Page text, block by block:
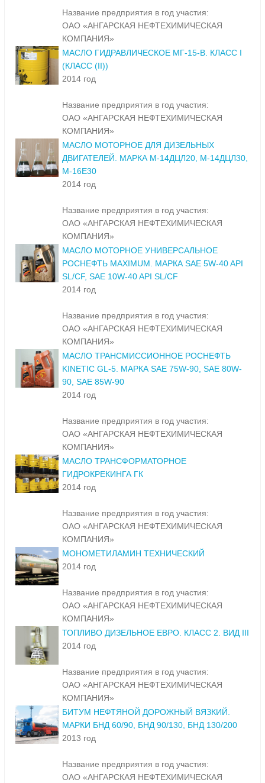
Название предприятия в год участия:
ОАО «АНГАРСКАЯ НЕФТЕХИМИЧЕСКАЯ
КОМПАНИЯ»
МАСЛО ГИДРАВЛИЧЕСКОЕ МГ-15-В. КЛАСС I
(КЛАСС (II))
2014 год
Название предприятия в год участия:
ОАО «АНГАРСКАЯ НЕФТЕХИМИЧЕСКАЯ
КОМПАНИЯ»
МАСЛО МОТОРНОЕ ДЛЯ ДИЗЕЛЬНЫХ
ДВИГАТЕЛЕЙ. МАРКА М-14ДЦЛ20, М-14ДЦЛ30,
М-16Е30
2014 год
Название предприятия в год участия:
ОАО «АНГАРСКАЯ НЕФТЕХИМИЧЕСКАЯ
КОМПАНИЯ»
МАСЛО МОТОРНОЕ УНИВЕРСАЛЬНОЕ
РОСНЕФТЬ MAXIMUM. МАРКА SAE 5W-40 API
SL/CF, SAE 10W-40 API SL/CF
2014 год
Название предприятия в год участия:
ОАО «АНГАРСКАЯ НЕФТЕХИМИЧЕСКАЯ
КОМПАНИЯ»
МАСЛО ТРАНСМИССИОННОЕ РОСНЕФТЬ
KINETIC GL-5. МАРКА SAE 75W-90, SAE 80W-
90, SAE 85W-90
2014 год
Название предприятия в год участия:
ОАО «АНГАРСКАЯ НЕФТЕХИМИЧЕСКАЯ
КОМПАНИЯ»
МАСЛО ТРАНСФОРМАТОРНОЕ
ГИДРОКРЕКИНГА ГК
2014 год
Название предприятия в год участия:
ОАО «АНГАРСКАЯ НЕФТЕХИМИЧЕСКАЯ
КОМПАНИЯ»
МОНОМЕТИЛАМИН ТЕХНИЧЕСКИЙ
2014 год
Название предприятия в год участия:
ОАО «АНГАРСКАЯ НЕФТЕХИМИЧЕСКАЯ
КОМПАНИЯ»
ТОПЛИВО ДИЗЕЛЬНОЕ ЕВРО. КЛАСС 2. ВИД III
2014 год
Название предприятия в год участия:
ОАО «АНГАРСКАЯ НЕФТЕХИМИЧЕСКАЯ
КОМПАНИЯ»
БИТУМ НЕФТЯНОЙ ДОРОЖНЫЙ ВЯЗКИЙ.
МАРКИ БНД 60/90, БНД 90/130, БНД 130/200
2013 год
Название предприятия в год участия:
ОАО «АНГАРСКАЯ НЕФТЕХИМИЧЕСКАЯ